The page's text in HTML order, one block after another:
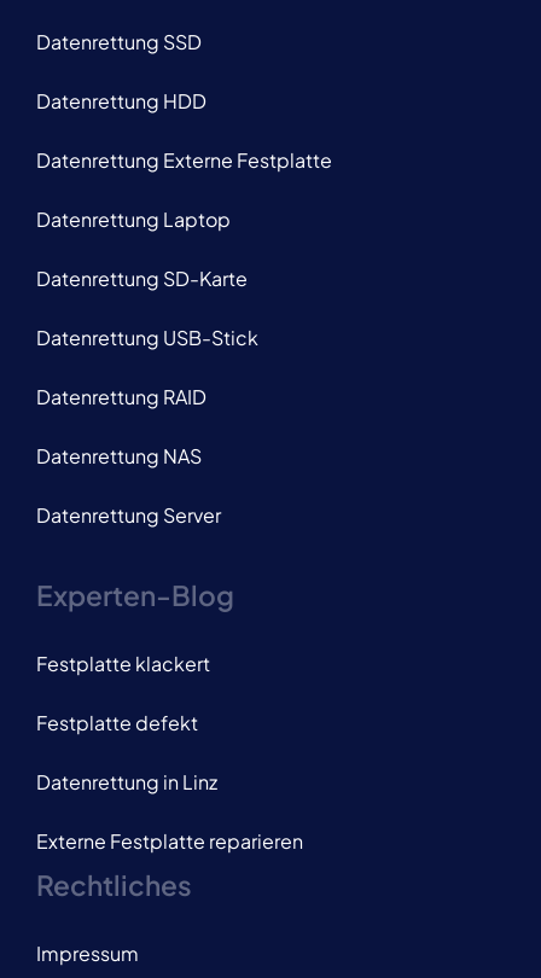
Datenrettung SSD
Datenrettung HDD
Datenrettung Externe Festplatte
Datenrettung Laptop
Datenrettung SD-Karte
Datenrettung USB-Stick
Datenrettung RAID
Datenrettung NAS
Datenrettung Server
Experten-Blog
Festplatte klackert
Festplatte defekt
Datenrettung in Linz
Externe Festplatte reparieren
Rechtliches
Impressum